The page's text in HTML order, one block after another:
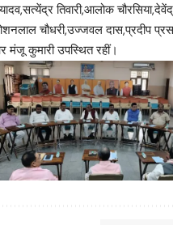
तिवारी,आलोक
चौधरी,उज्जवल दास,प्रदीप
मंजू कुमारी उपस्थित रहीं।